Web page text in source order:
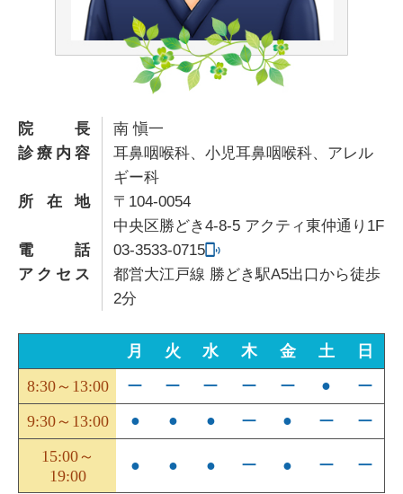
院長
南 愼一
診療内容
耳鼻咽喉科、小児耳鼻咽喉科、アレル
ギー科
所在地
〒104-0054
中央区勝どき4-8-5 アクティ東仲通り1F
電話
03-3533-0715
アクセス
都営大江戸線 勝どき駅A5出口から徒歩
2分